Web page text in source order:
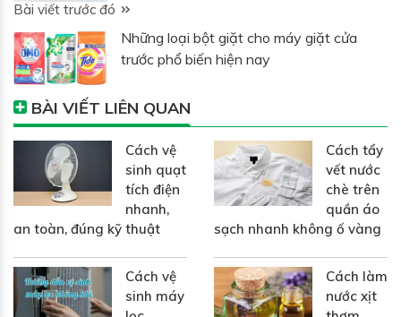
Bài viết trước đó
Những loại bột giặt cho máy giặt cửa
trước phổ biến hiện nay
BÀI VIẾT LIÊN QUAN
Cách vệ
sinh quạt
tích điện
nhanh,
an toàn, đúng kỹ thuật
Cách tẩy
vết nước
chè trên
quần áo
sạch nhanh không ố vàng
Cách vệ
sinh máy
Cách làm
nước xịt